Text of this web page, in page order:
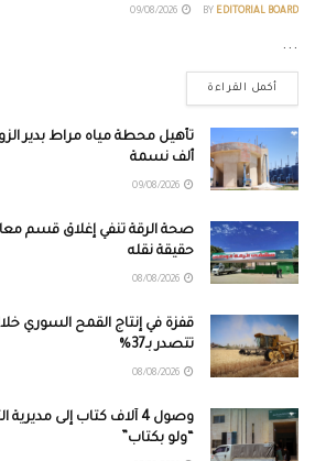
BY EDITORIAL BOARD
...
أكمل القراءة
ألف نسمة
صحة الرقة تنفي إغلاق قسم
حقيقة نقله
تتصدر بـ37%
وصول 4 آلاف كتاب إلى
“ولو بكتاب”